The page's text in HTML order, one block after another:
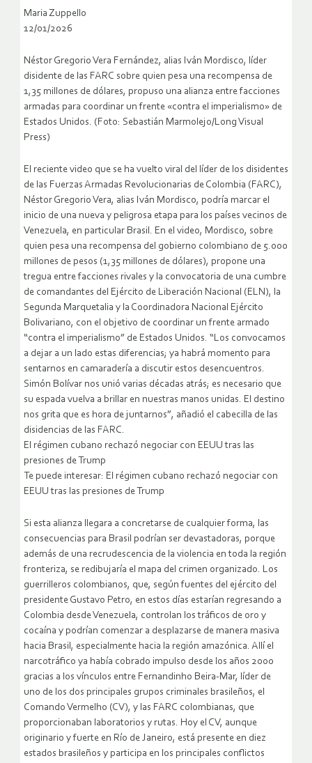
Maria Zuppello
12/01/2026
Néstor Gregorio Vera Fernández, alias Iván Mordisco, líder
disidente de las FARC sobre quien pesa una recompensa de
1,35 millones de dólares, propuso una alianza entre facciones
armadas para coordinar un frente «contra el imperialismo» de
Estados Unidos. (Foto: Sebastián Marmolejo/Long Visual
Press)
El reciente video que se ha vuelto viral del líder de los disidentes
de las Fuerzas Armadas Revolucionarias de Colombia (FARC),
Néstor Gregorio Vera, alias Iván Mordisco, podría marcar el
inicio de una nueva y peligrosa etapa para los países vecinos de
Venezuela, en particular Brasil. En el video, Mordisco, sobre
quien pesa una recompensa del gobierno colombiano de 5.000
millones de pesos (1,35 millones de dólares), propone una
tregua entre facciones rivales y la convocatoria de una cumbre
de comandantes del Ejército de Liberación Nacional (ELN), la
Segunda Marquetalia y la Coordinadora Nacional Ejército
Bolivariano, con el objetivo de coordinar un frente armado
“contra el imperialismo” de Estados Unidos. “Los convocamos
a dejar a un lado estas diferencias; ya habrá momento para
sentarnos en camaradería a discutir estos desencuentros.
Simón Bolívar nos unió varias décadas atrás; es necesario que
su espada vuelva a brillar en nuestras manos unidas. El destino
nos grita que es hora de juntarnos”, añadió el cabecilla de las
disidencias de las FARC.
El régimen cubano rechazó negociar con EEUU tras las
presiones de Trump
Te puede interesar: El régimen cubano rechazó negociar con
EEUU tras las presiones de Trump
Si esta alianza llegara a concretarse de cualquier forma, las
consecuencias para Brasil podrían ser devastadoras, porque
además de una recrudescencia de la violencia en toda la región
fronteriza, se redibujaría el mapa del crimen organizado. Los
guerrilleros colombianos, que, según fuentes del ejército del
presidente Gustavo Petro, en estos días estarían regresando a
Colombia desde Venezuela, controlan los tráficos de oro y
cocaína y podrían comenzar a desplazarse de manera masiva
hacia Brasil, especialmente hacia la región amazónica. Allí el
narcotráfico ya había cobrado impulso desde los años 2000
gracias a los vínculos entre Fernandinho Beira-Mar, líder de
uno de los dos principales grupos criminales brasileños, el
Comando Vermelho (CV), y las FARC colombianas, que
proporcionaban laboratorios y rutas. Hoy el CV, aunque
originario y fuerte en Río de Janeiro, está presente en diez
estados brasileños y participa en los principales conflictos